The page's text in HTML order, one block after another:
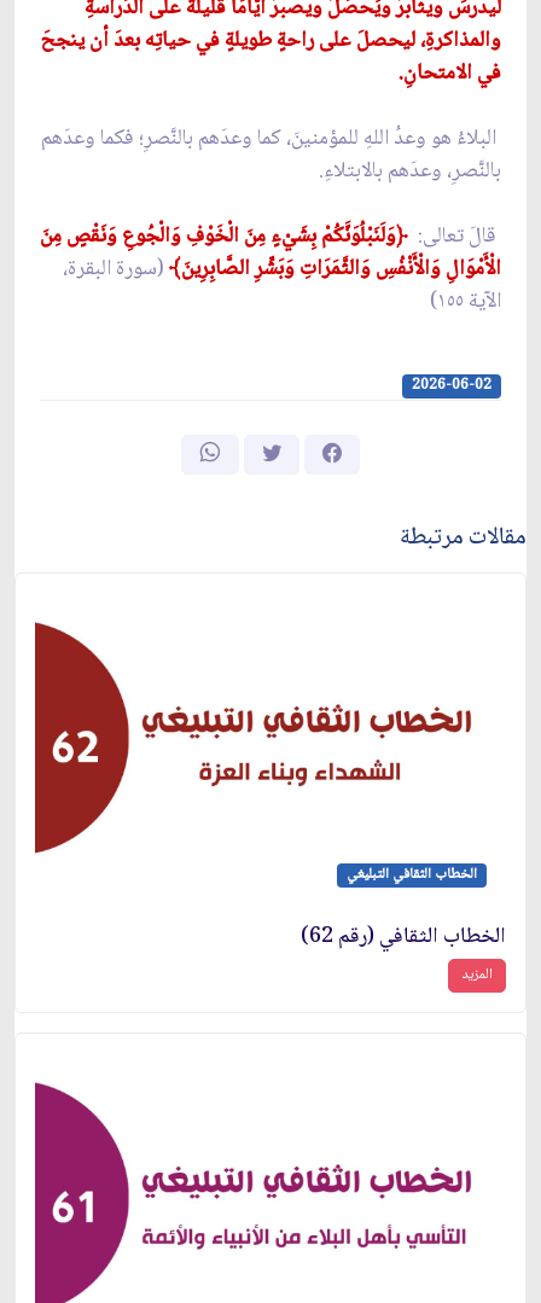
ليدرسَ ويثابرَ ويُحصِّلَ ويصبرَ أيَّامًا قليلةً على الدِّراسةِ
والمذاكرةِ، ليحصلَ على راحةٍ طويلةٍ في حياتِه بعدَ أن ينجحَ
في الامتحانِ.
البلاءُ هو وعدُ اللهِ للمؤمنينَ، كما وعدَهم بالنَّصرِ؛ فكما وعدَهم
بالنَّصرِ، وعدَهم بالابتلاءِ.
قالَ تعالى: ﴿وَلَنَبْلُوَنَّكُمْ بِشَيْءٍ مِنَ الْخَوْفِ وَالْجُوعِ وَنَقْصٍ مِنَ
الْأَمْوَالِ وَالْأَنْفُسِ وَالثَّمَرَاتِ وَبَشِّرِ الصَّابِرِينَ﴾(سورة البقرة،
الآية ١٥٥)
2026-06-02
مقالات مرتبطة
الخطاب الثقافي التبليغي
الخطاب الثقافي (رقم 62)
المزيد